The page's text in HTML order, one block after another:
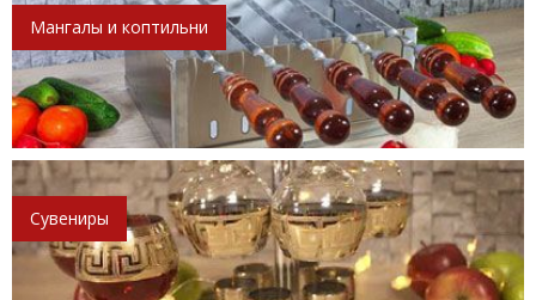
Мангалы и коптильни
Сувениры